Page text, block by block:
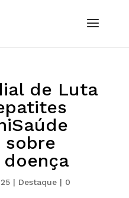
de Luta
sobre
| Destaque| 0